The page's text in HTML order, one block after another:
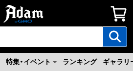
特集・イベント ランキング ギャラリ